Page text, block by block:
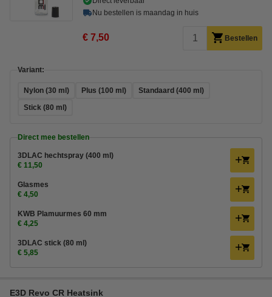
Nu bestellen is maandag in huis
€ 7,50 Bestellen
Variant:
Nylon (30 ml) Plus (100 ml)
Standaard (400 ml)
Stick (80 ml)
Direct mee bestellen
3DLAC hechtspray (400 ml)
€ 11,50
Glasmes
€ 4,50
KWB Plamuurmes 60 mm
€ 4,25
3DLAC stick (80 ml)
€ 5,85
E3D Revo CR Heatsink